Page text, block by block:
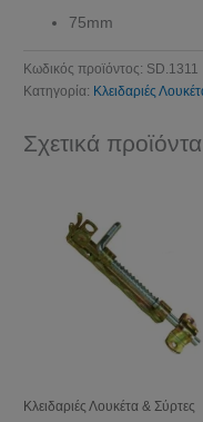
75mm
Κωδικός προϊόντος: SD.1311
Κατηγορία: Κλειδαριές
Σχετικά προϊόντα
Κλειδαριές Λουκέτα & Σύρτες